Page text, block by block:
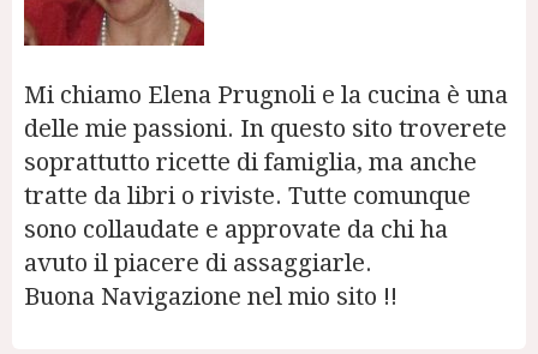
Mi chiamo Elena Prugnoli e la cucina è una
delle mie passioni. In questo sito troverete
soprattutto ricette di famiglia, ma anche
tratte da libri o riviste. Tutte comunque
sono collaudate e approvate da chi ha
avuto il piacere di assaggiarle.
Buona Navigazione nel mio sito !!